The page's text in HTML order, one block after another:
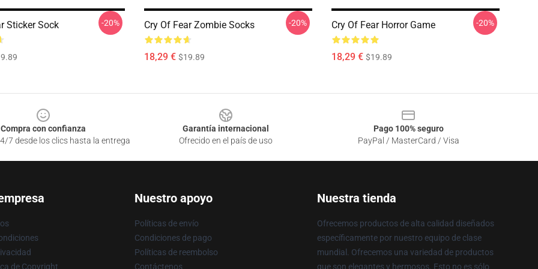
Sticker Sock -20% Cry Of Fear Zombie Socks
18,29 € $19.89
-20% Cry Of Fear Horror Game
18,29 € $19.89
-20%
Compra con confianza
7 desde los clics hasta la entrega
Garantía internacional
Ofrecido en el país de uso
Pago 100% seguro
PayPal / MasterCard / Visa
de Copyright
Nuestro apoyo
Políticas de envío
Condiciones de pago
Políticas de reembolso
Contáctenos
Nuestra tienda
Ofrecemos productos de alta calidad diseñados
específicamente por nuestro equipo de clase
mundial. Ofrecemos una variedad de productos
que son elegantes y hermosos. Esto no es sólo